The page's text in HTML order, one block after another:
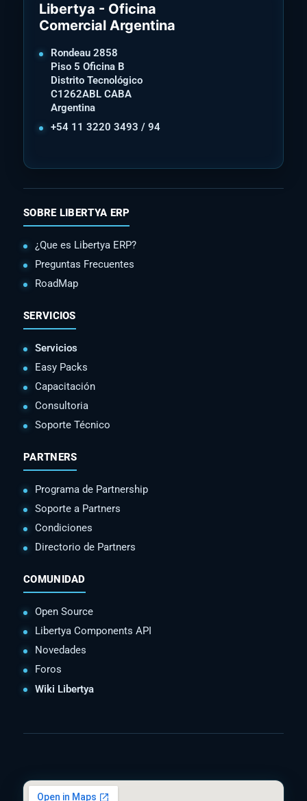
Libertya - Oficina
Comercial Argentina
Rondeau 2858
Piso 5 Oficina B
Distrito Tecnológico
C1262ABL CABA
Argentina
+54 11 3220 3493 / 94
SOBRE LIBERTYA ERP
¿Que es Libertya ERP?
Preguntas Frecuentes
RoadMap
SERVICIOS
Servicios
Easy Packs
Capacitación
Consultoria
Soporte Técnico
PARTNERS
Programa de Partnership
Soporte a Partners
Condiciones
Directorio de Partners
COMUNIDAD
Open Source
Libertya Components API
Novedades
Foros
Wiki Libertya